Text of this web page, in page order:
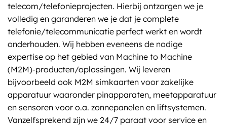
telecom/telefonieprojecten. Hierbij ontzorgen we je
volledig en garanderen we je dat je complete
telefonie/telecommunicatie perfect werkt en wordt
onderhouden. Wij hebben eveneens de nodige
expertise op het gebied van Machine to Machine
(M2M)-producten/oplossingen. Wij leveren
bijvoorbeeld ook M2M simkaarten voor zakelijke
apparatuur waaronder pinapparaten, meetapparatuur
en sensoren voor o.a. zonnepanelen en liftsystemen.
Vanzelfsprekend zijn we 24/7 paraat voor service en